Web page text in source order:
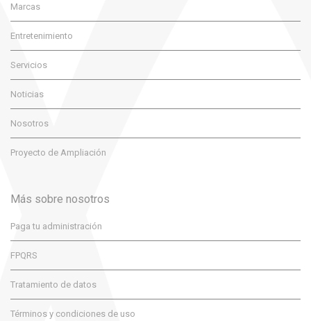
Marcas
Entretenimiento
Servicios
Noticias
Nosotros
Proyecto de Ampliación
Más sobre nosotros
Paga tu administración
FPQRS
Tratamiento de datos
Términos y condiciones de uso